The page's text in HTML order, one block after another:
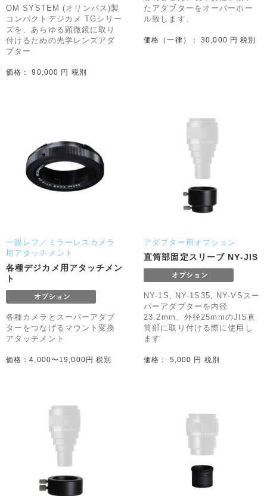
OM SYSTEM (オリンパス)製
コンパクトデジカメ TGシリー
ズを、あらゆる顕微鏡に取り
付けるための光学レンズアダ
プター
価格： 90,000 円 税別
たアダプターをオーバーホー
ル致します。
価格（一律）： 30,000 円 税別
一眼レフ／ミラーレスカメラ
用アタッチメント
各種デジカメ用アタッチメン
ト
各種カメラとスーパーアダプ
ターをつなげるマウント変換
アタッチメント
価格：4,000〜19,000円 税別
アダプター用オプション
直筒部固定スリーブ NY-JIS
NY-1S, NY-1S35, NY-VSスー
パーアダプターを内径
23.2mm、外径25mmのJIS直
筒部に取り付ける際に使用し
ます
価格： 5,000 円 税別